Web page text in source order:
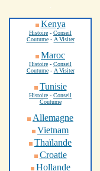
.
Kenya
Histoire - Conseil
Coutume - A Visiter
Maroc
Histoire - Conseil
Coutume- A Visiter
Tunisie
Histoire - Conseil
Coutume
Allemagne
Vietnam
Thaïlande
Croatie
Hollande